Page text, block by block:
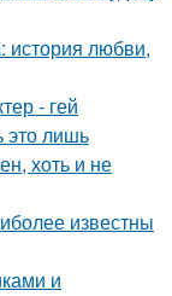
история любви,
- гей
это лишь
хоть и не
известны
и